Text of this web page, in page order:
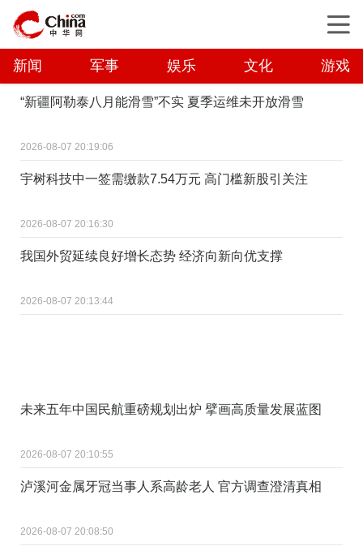
新闻 军事 娱乐 文化 游戏
“新疆阿勒泰八月能滑雪”不实 夏季运维未开放滑雪
2026-08-07 20:19:06
宇树科技中一签需缴款7.54万元 高门槛新股引关注
2026-08-07 20:16:30
我国外贸延续良好增长态势 经济向新向优支撑
2026-08-07 20:13:44
未来五年中国民航重磅规划出炉 擘画高质量发展蓝图
2026-08-07 20:10:55
泸溪河金属牙冠当事人系高龄老人 官方调查澄清真相
2026-08-07 20:08:50